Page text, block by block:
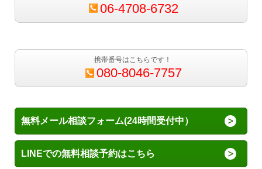
06-4708-6732
携帯番号はこちらです！
080-8046-7757
無料メール相談フォーム(24時間受付中）
LINEでの無料相談予約はこちら